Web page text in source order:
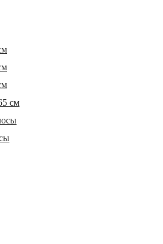
см